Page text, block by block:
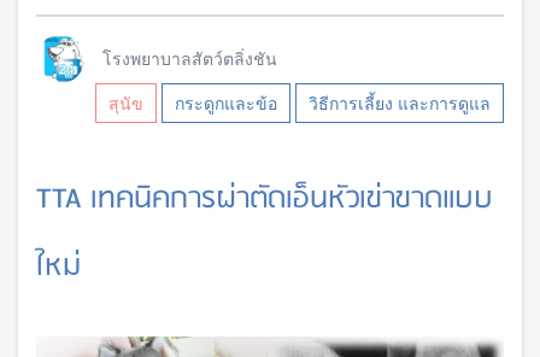
โรงพยาบาลสัตว์ตลิ่งชัน
สุนัข
กระดูกและข้อ วิธีการเลี้ยง และการดูแล
TTA เทคนิคการผ่าตัดเอ็นหัวเข่าขาดแบบ
ใหม่